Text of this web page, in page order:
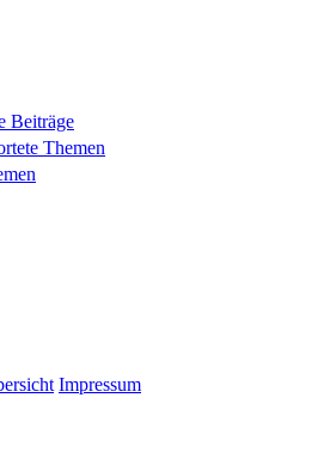
Beiträge
Themen
Impressum